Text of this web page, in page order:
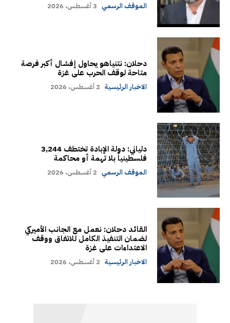
الموقف الرسمي 3 أغسطس، 2026
دحلان: نتنياهو يحاول إفشال أكبر فرصة
متاحة لوقف الحرب على غزة
الاخبار الرئيسية 2 أغسطس، 2026
دلياني: دولة الإبادة تختطف 3,244
فلسطينياً بلا تهمة أو محاكمة
الموقف الرسمي 2 أغسطس، 2026
القائد دحلان: نعمل مع الجانب الأميركي
لضمان التنفيذ الكامل للاتفاق ووقف
الاعتداءات على غزة
الاخبار الرئيسية 2 أغسطس، 2026